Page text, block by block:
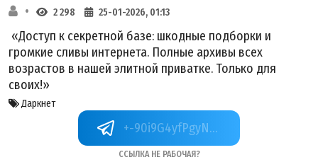
2 298 25-01-2026, 01:13
«Доступ к секретной базе: шкодные подборки и
громкие сливы интернета. Полные архивы всех
возрастов в нашей элитной приватке. Только для
своих!»
Даркнет
+-90i9G4yfPgyNWUy
Ссылка не рабочая?